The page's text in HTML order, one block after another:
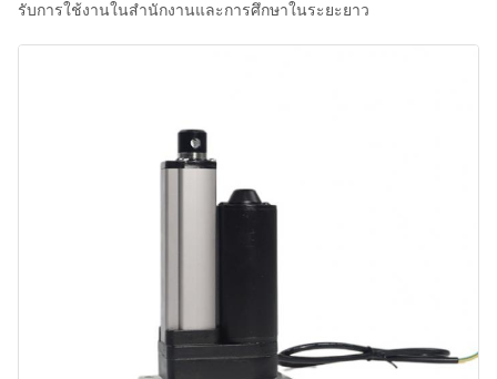
รับการใช้งานในสํานักงานและการศึกษาในระยะยาว